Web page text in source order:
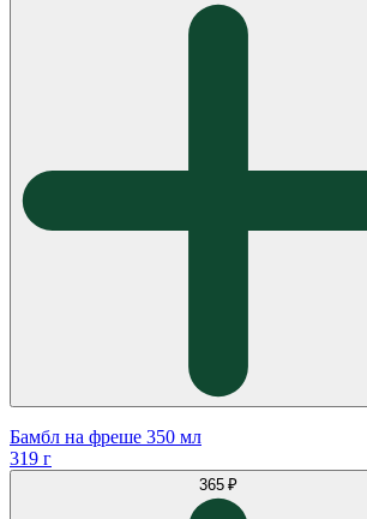
Бамбл на фреше 350 мл
319 г
365 ₽